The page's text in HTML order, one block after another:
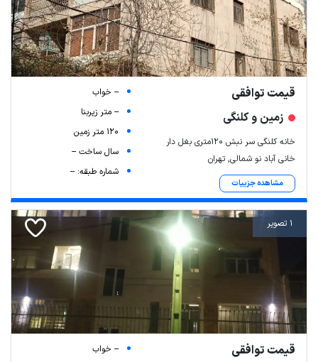
قیمت توافقی
زمین و کلنگی
خانه کلنگی سر نبش ۱۲۰متری بغل دار
خانی آباد نو شمالی, تهران
مشاهده جزییات
-- خواب
-- متر زیربنا
120 متر زمین
سال ساخت --
شماره طبقه: --
1 تصویر
قیمت توافقی
-- خواب